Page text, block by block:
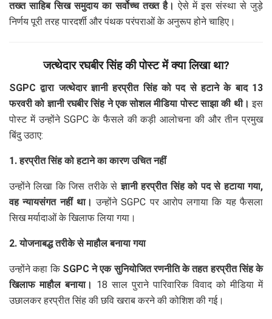
तख्त साहिब सिख समुदाय का सर्वोच्च तख्त है। ऐसे में इस संस्था से जुड़े
निर्णय पूरी तरह पारदर्शी और पंथक परंपराओं के अनुरूप होने चाहिए।
जत्थेदार रघबीर सिंह की पोस्ट में क्या लिखा था?
SGPC द्वारा जत्थेदार ज्ञानी हरप्रीत सिंह को पद से हटाने के बाद 13
फरवरी को ज्ञानी रघबीर सिंह ने एक सोशल मीडिया पोस्ट साझा की थी। इस
पोस्ट में उन्होंने SGPC के फैसले की कड़ी आलोचना की और तीन प्रमुख
बिंदु उठाए:
1. हरप्रीत सिंह को हटाने का कारण उचित नहीं
उन्होंने लिखा कि जिस तरीके सेज्ञानी हरप्रीत सिंह को पद से हटाया गया,
वह न्यायसंगत नहीं था। उन्होंने SGPC पर आरोप लगाया कि यह फैसला
सिख मर्यादाओं के खिलाफ लिया गया।
2. योजनाबद्ध तरीके से माहौल बनाया गया
उन्होंने कहा कि SGPC ने एक सुनियोजित रणनीति के तहत हरप्रीत सिंह के
खिलाफ माहौल बनाया। 18 साल पुराने पारिवारिक विवाद को मीडिया में
उछालकर हरप्रीत सिंह की छवि खराब करने की कोशिश की गई।